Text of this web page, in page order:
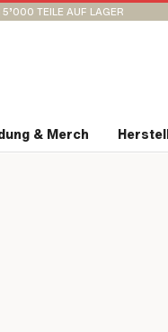
TEILE AUF LAGER
& Merch